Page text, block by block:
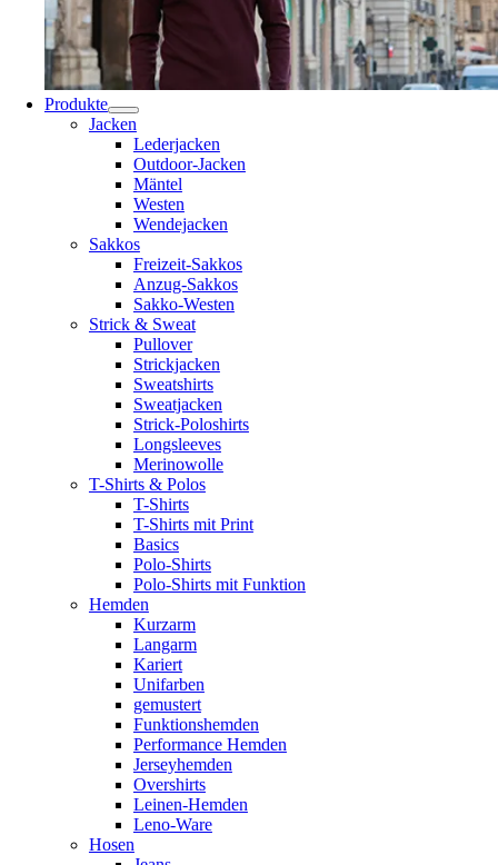
Produkte
Jacken
Lederjacken
Outdoor-Jacken
Mäntel
Westen
Wendejacken
Sakkos
Freizeit-Sakkos
Anzug-Sakkos
Sakko-Westen
Strick & Sweat
Pullover
Strickjacken
Sweatshirts
Sweatjacken
Strick-Poloshirts
Longsleeves
Merinowolle
T-Shirts & Polos
T-Shirts
T-Shirts mit Print
Basics
Polo-Shirts
Polo-Shirts mit Funktion
Hemden
Kurzarm
Langarm
Kariert
Unifarben
gemustert
Funktionshemden
Performance Hemden
Jerseyhemden
Overshirts
Leinen-Hemden
Leno-Ware
Hosen